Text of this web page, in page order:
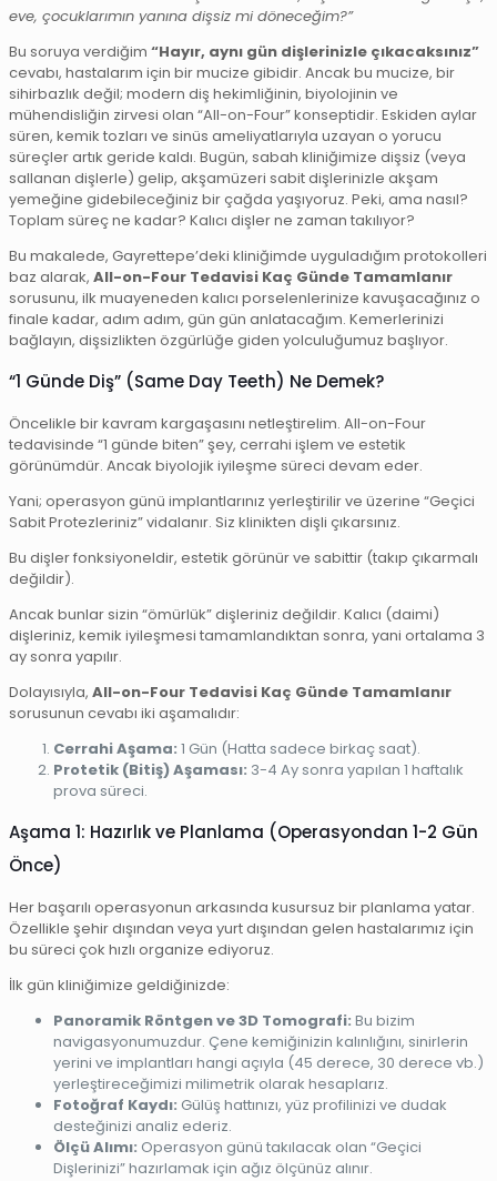
eve, çocuklarımın yanına dişsiz mi döneceğim?”
Bu soruya verdiğim “Hayır, aynı gün dişlerinizle çıkacaksınız”
cevabı, hastalarım için bir mucize gibidir. Ancak bu mucize, bir
sihirbazlık değil; modern diş hekimliğinin, biyolojinin ve
mühendisliğin zirvesi olan “All-on-Four” konseptidir. Eskiden aylar
süren, kemik tozları ve sinüs ameliyatlarıyla uzayan o yorucu
süreçler artık geride kaldı. Bugün, sabah kliniğimize dişsiz (veya
sallanan dişlerle) gelip, akşamüzeri sabit dişlerinizle akşam
yemeğine gidebileceğiniz bir çağda yaşıyoruz. Peki, ama nasıl?
Toplam süreç ne kadar? Kalıcı dişler ne zaman takılıyor?
Bu makalede, Gayrettepe’deki kliniğimde uyguladığım protokolleri
baz alarak, All-on-Four Tedavisi Kaç Günde Tamamlanır
sorusunu, ilk muayeneden kalıcı porselenlerinize kavuşacağınız o
finale kadar, adım adım, gün gün anlatacağım. Kemerlerinizi
bağlayın, dişsizlikten özgürlüğe giden yolculuğumuz başlıyor.
“1 Günde Diş” (Same Day Teeth) Ne Demek?
Öncelikle bir kavram kargaşasını netleştirelim. All-on-Four
tedavisinde “1 günde biten” şey, cerrahi işlem ve estetik
görünümdür. Ancak biyolojik iyileşme süreci devam eder.
Yani; operasyon günü implantlarınız yerleştirilir ve üzerine “Geçici
Sabit Protezleriniz” vidalanır. Siz klinikten dişli çıkarsınız.
Bu dişler fonksiyoneldir, estetik görünür ve sabittir (takıp çıkarmalı
değildir).
Ancak bunlar sizin “ömürlük” dişleriniz değildir. Kalıcı (daimi)
dişleriniz, kemik iyileşmesi tamamlandıktan sonra, yani ortalama 3
ay sonra yapılır.
Dolayısıyla, All-on-Four Tedavisi Kaç Günde Tamamlanır
sorusunun cevabı iki aşamalıdır:
Cerrahi Aşama: 1 Gün (Hatta sadece birkaç saat).
Protetik (Bitiş) Aşaması: 3-4 Ay sonra yapılan 1 haftalık
prova süreci.
Aşama 1: Hazırlık ve Planlama (Operasyondan 1-2 Gün
Önce)
Her başarılı operasyonun arkasında kusursuz bir planlama yatar.
Özellikle şehir dışından veya yurt dışından gelen hastalarımız için
bu süreci çok hızlı organize ediyoruz.
İlk gün kliniğimize geldiğinizde:
Panoramik Röntgen ve 3D Tomografi: Bu bizim
navigasyonumuzdur. Çene kemiğinizin kalınlığını, sinirlerin
yerini ve implantları hangi açıyla (45 derece, 30 derece vb.)
yerleştireceğimizi milimetrik olarak hesaplarız.
Fotoğraf Kaydı: Gülüş hattınızı, yüz profilinizi ve dudak
desteğinizi analiz ederiz.
Ölçü Alımı: Operasyon günü takılacak olan “Geçici
Dişlerinizi” hazırlamak için ağız ölçünüz alınır.